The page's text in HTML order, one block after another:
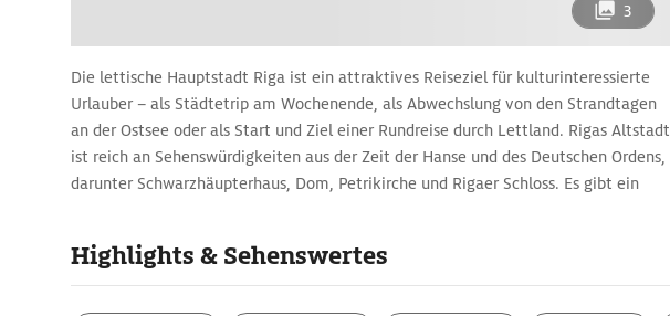
3
Die lettische Hauptstadt Riga ist ein attraktives Reiseziel für kulturinteressierte
Urlauber – als Städtetrip am Wochenende, als Abwechslung von den Strandtagen
an der Ostsee oder als Start und Ziel einer Rundreise durch Lettland. Rigas Altstadt
ist reich an Sehenswürdigkeiten aus der Zeit der Hanse und des Deutschen Ordens,
darunter Schwarzhäupterhaus, Dom, Petrikirche und Rigaer Schloss. Es gibt ein
kurländischen Westküste, außerdem der Gauja-Nationalpark im livländischen
Norden. Ein besonderer Reisetipp ist die ruhige, wald- und seenreiche Region
Highlights & Sehenswertes